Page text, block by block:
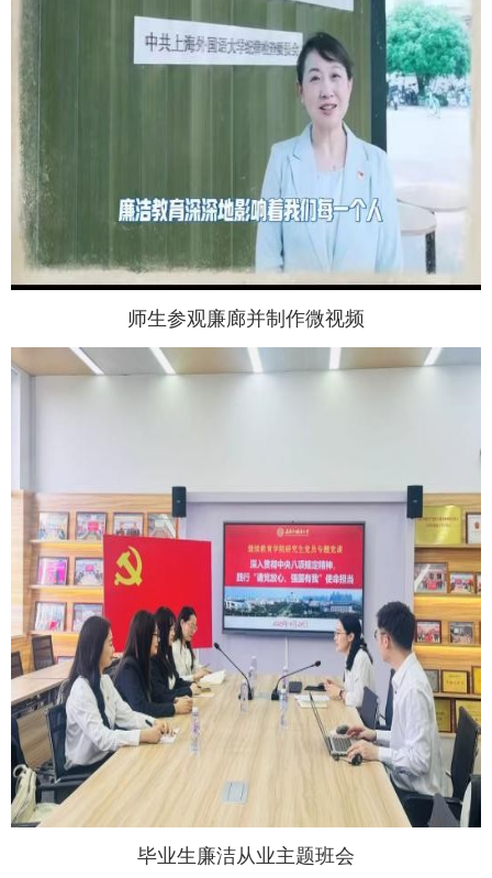
师生参观廉廊并制作微视频
毕业生廉洁从业主题班会